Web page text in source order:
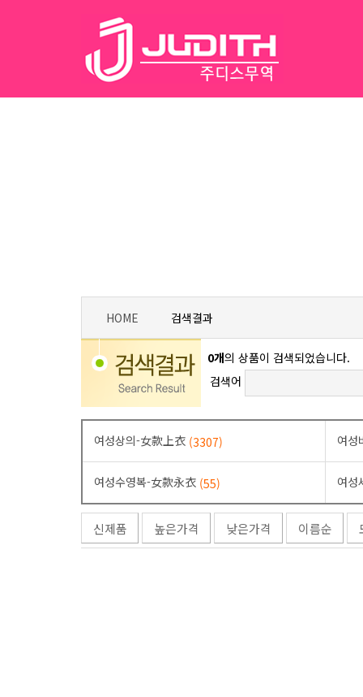
HOME 검색결과
0개의 상품이 검색되었습니다.
검색어
여성상의-女款上衣 (3307) 여
여성수영복-女款永衣 (55) 여
신제품 높은가격 낮은가격 이름순